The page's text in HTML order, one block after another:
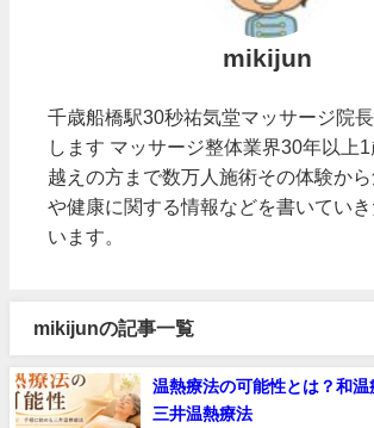
mikijun
千歳船橋駅30秒祐気堂マッサージ院
します マッサージ整体業界30年以上
越えの方まで数万人施術その体験か
や健康に関する情報などを書いてい
います。
mikijunの記事一覧
温熱療法の可能性とは？和温
三井温熱療法